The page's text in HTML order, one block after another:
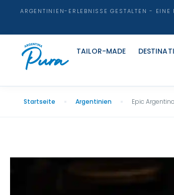
ARGENTINIEN-ERLEBNISSE GESTALTEN - EINE
TAILOR-MADE
Startseite Argentinien Epic